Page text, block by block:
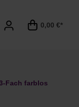
0,00 €*
Fach farblos